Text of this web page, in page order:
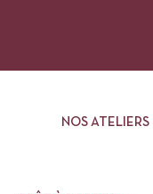
NOS ATELIERS